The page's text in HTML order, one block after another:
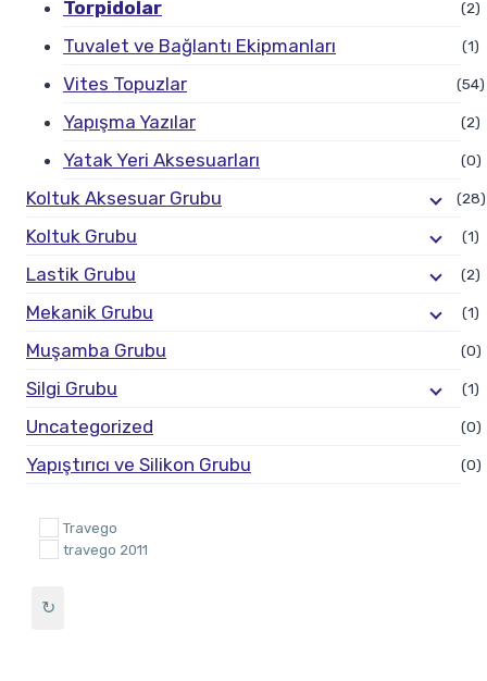
Torpidolar (2)
Tuvalet ve Bağlantı Ekipmanları (1)
Vites Topuzlar (54)
Yapışma Yazılar (2)
Yatak Yeri Aksesuarları (0)
Koltuk Aksesuar Grubu (28)
Koltuk Grubu (1)
Lastik Grubu (2)
Mekanik Grubu (1)
Muşamba Grubu (0)
Silgi Grubu (1)
Uncategorized (0)
Yapıştırıcı ve Silikon Grubu (0)
Travego
travego 2011
↻